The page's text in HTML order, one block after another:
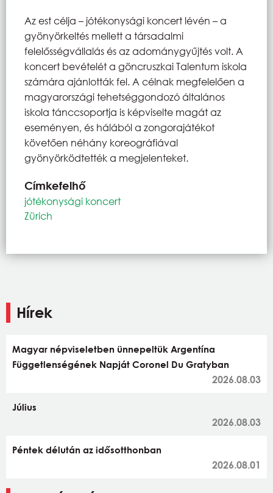
Az est célja – jótékonysági koncert lévén – a
gyönyörkeltés mellett a társadalmi
felelősségvállalás és az adománygyűjtés volt. A
koncert bevételét a göncruszkai Talentum iskola
számára ajánlották fel. A célnak megfelelően a
magyarországi tehetséggondozó általános
iskola tánccsoportja is képviselte magát az
eseményen, és hálából a zongorajátékot
követően néhány koreográfiával
gyönyörködtették a megjelenteket.
Címkefelhő
jótékonysági koncert
Zürich
Hírek
Magyar népviseletben ünnepeltük Argentína
Függetlenségének Napját Coronel Du Gratyban
2026.08.03
Július
2026.08.03
Péntek délután az idősotthonban
2026.08.01